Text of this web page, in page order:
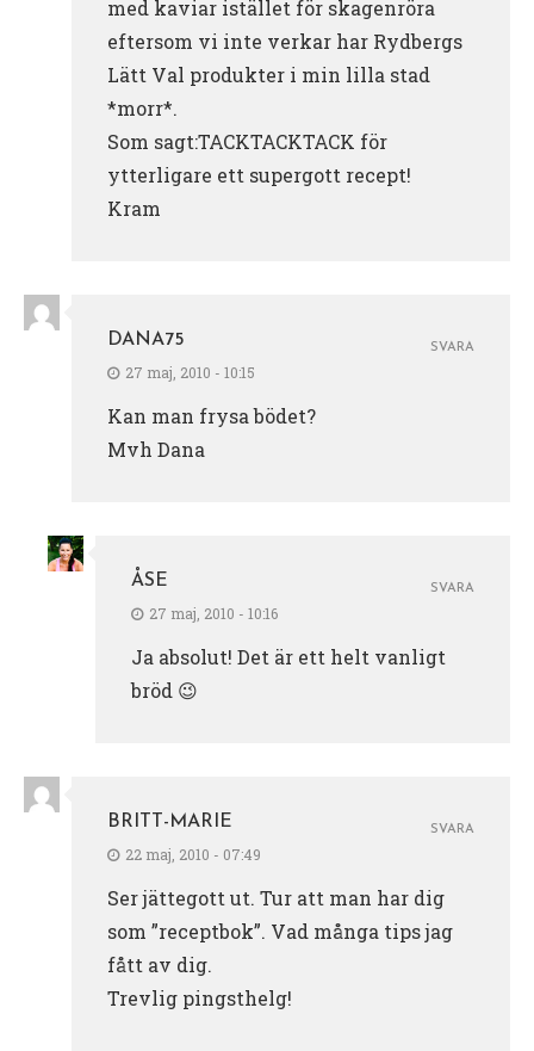
med kaviar istället för skagenröra
eftersom vi inte verkar har Rydbergs
Lätt Val produkter i min lilla stad
*morr*.
Som sagt:TACKTACKTACK för
ytterligare ett supergott recept!
Kram
DANA75
27 maj, 2010 - 10:15
Kan man frysa bödet?
Mvh Dana
SVARA
ÅSE
27 maj, 2010 - 10:16
Ja absolut! Det är ett helt vanligt
bröd 😉
SVARA
BRITT-MARIE
22 maj, 2010 - 07:49
Ser jättegott ut. Tur att man har dig
som ”receptbok”. Vad många tips jag
fått av dig.
Trevlig pingsthelg!
SVARA